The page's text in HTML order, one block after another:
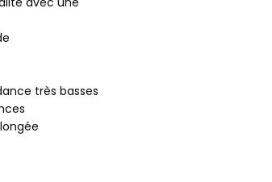
très basses